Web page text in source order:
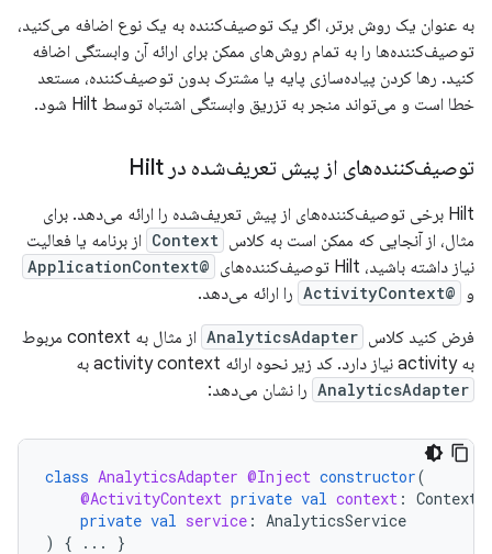
به عنوان یک روش برتر، اگر یک توصیف‌کننده به یک نوع اضافه می‌کنید،
توصیف‌کننده‌ها را به تمام روش‌های ممکن برای ارائه آن وابستگی اضافه
کنید. رها کردن پیاده‌سازی پایه یا مشترک بدون توصیف‌کننده، مستعد
خطا است و می‌تواند منجر به تزریق وابستگی اشتباه توسط Hilt شود.
توصیف‌کننده‌های از پیش تعریف‌شده در Hilt
Hilt برخی توصیف‌کننده‌های از پیش تعریف‌شده را ارائه می‌دهد. برای
مثال، از آنجایی که ممکن است به کلاس Context از برنامه یا فعالیت
نیاز داشته باشید، Hilt توصیف‌کننده‌های
@ApplicationContext
و @ActivityContext
را ارائه می‌دهد.
فرض کنید کلاس AnalyticsAdapter
از مثال به context مربوط
به activity نیاز دارد. کد زیر نحوه ارائه activity context به
AnalyticsAdapter را نشان می‌دهد:
class AnalyticsAdapter @Inject constructor(
@ActivityContext private val context : Context
private val service : AnalyticsService
)
{ ... }